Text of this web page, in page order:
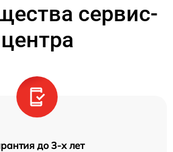
сервис-
центра
до 3-х лет